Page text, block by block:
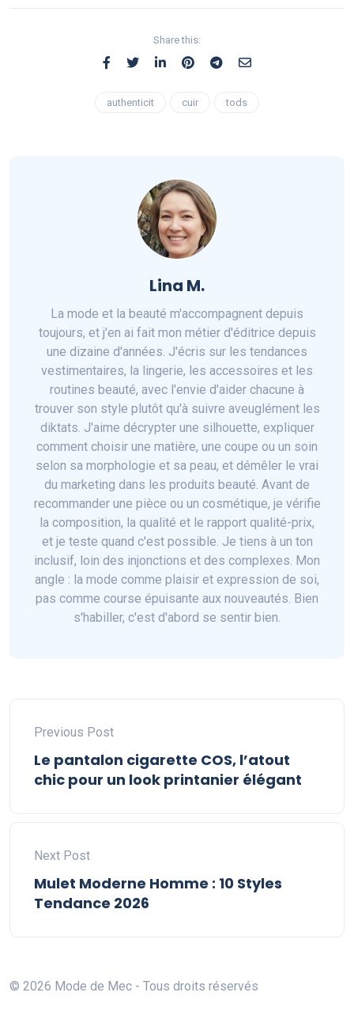
Share this:
authenticit cuir tods
Lina M.
La mode et la beauté m'accompagnent depuis
toujours, et j'en ai fait mon métier d'éditrice depuis
une dizaine d'années. J'écris sur les tendances
vestimentaires, la lingerie, les accessoires et les
routines beauté, avec l'envie d'aider chacune à
trouver son style plutôt qu'à suivre aveuglément les
diktats. J'aime décrypter une silhouette, expliquer
comment choisir une matière, une coupe ou un soin
selon sa morphologie et sa peau, et démêler le vrai
du marketing dans les produits beauté. Avant de
recommander une pièce ou un cosmétique, je vérifie
la composition, la qualité et le rapport qualité-prix,
et je teste quand c'est possible. Je tiens à un ton
inclusif, loin des injonctions et des complexes. Mon
angle : la mode comme plaisir et expression de soi,
pas comme course épuisante aux nouveautés. Bien
s'habiller, c'est d'abord se sentir bien.
Previous Post
Le pantalon cigarette COS, l’atout
chic pour un look printanier élégant
Next Post
Mulet Moderne Homme : 10 Styles
Tendance 2026
© 2026 Mode de Mec - Tous droits réservés